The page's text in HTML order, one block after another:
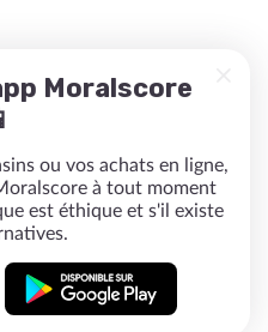
Moralscore
ou vos achats en ligne,
à tout moment
est éthique et s'il existe